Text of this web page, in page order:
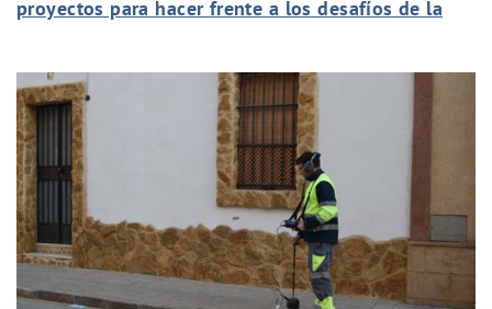
proyectos para hacer frente a los desafíos de la